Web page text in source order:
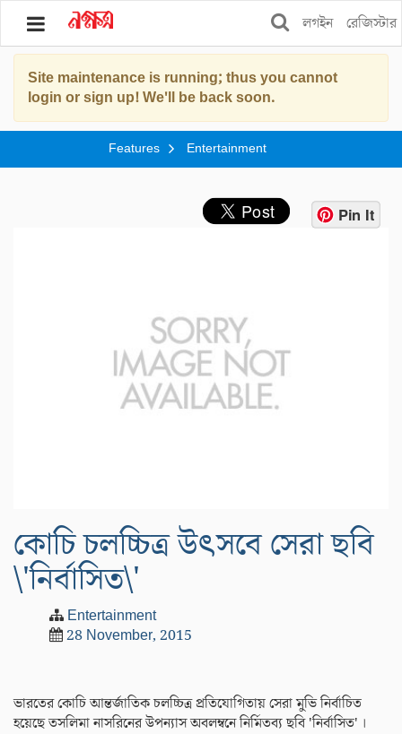
ব্লগ
লগইন রেজিস্টার
Site maintenance is running; thus you cannot
login or sign up! We'll be back soon.
Features Entertainment
Pin It
কোচি চলচ্চিত্র উৎসবে সেরা ছবি
\'নির্বাসিত\'
Entertainment
28 November, 2015
ভারতের কোচি আন্তর্জাতিক চলচ্চিত্র প্রতিযোগিতায় সেরা মুভি নির্বাচিত
হয়েছে তসলিমা নাসরিনের উপন্যাস অবলম্বনে নির্মিতব্য ছবি 'নির্বাসিত' ।